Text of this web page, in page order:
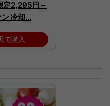
定2,295円～
冷却...
で購入